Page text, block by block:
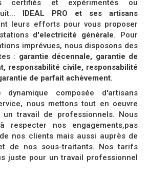
certifiés et expérimentés ou
IDEAL PRO et ses artisans
leurs efforts pour vous proposer
d'electricité générale. Pour
imprévues, nous disposons des
: garantie décennale, garantie de
responsabilité civile, responsabilité
de parfait achèvement.
composée d'artisans
nous mettons tout en oeuvre
un travail de professionnels. Nous
respecter nos engagements,pas
nos clients mais aussi auprès de
de nos sous-traitants. Nos tarifs
juste pour un travail professionnel